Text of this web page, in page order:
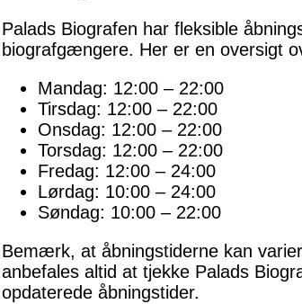
Palads Biografen har fleksible
biografgængere. Her er en oversigt
Mandag: 12:00 – 22:00
Tirsdag: 12:00 – 22:00
Onsdag: 12:00 – 22:00
Torsdag: 12:00 – 22:00
Fredag: 12:00 – 24:00
Lørdag: 10:00 – 24:00
Søndag: 10:00 – 22:00
Bemærk, at åbningstiderne kan
anbefales altid at tjekke Palads
opdaterede åbningstider.